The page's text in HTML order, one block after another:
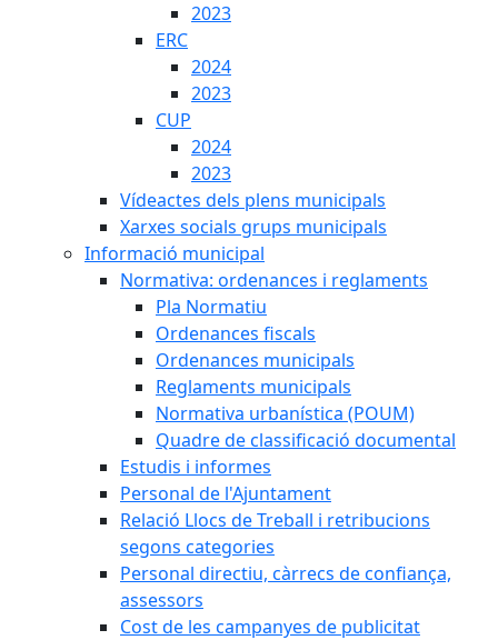
2023
ERC
2024
2023
CUP
2024
2023
Vídeactes dels plens municipals
Xarxes socials grups municipals
Informació municipal
Normativa: ordenances i reglaments
Pla Normatiu
Ordenances fiscals
Ordenances municipals
Reglaments municipals
Normativa urbanística (POUM)
Quadre de classificació documental
Estudis i informes
Personal de l'Ajuntament
Relació Llocs de Treball i retribucions
segons categories
Personal directiu, càrrecs de confiança,
assessors
Cost de les campanyes de publicitat